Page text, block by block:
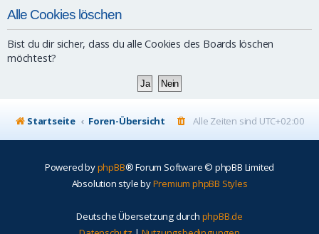
Alle Cookies löschen
Bist du dir sicher, dass du alle Cookies des Boards löschen
möchtest?
Startseite Foren-Übersicht Alle Zeiten sind UTC+02:00
Powered byphpBB® Forum Software © phpBB Limited
Absolution style byPremium phpBB Styles
Deutsche Übersetzung durch phpBB.de